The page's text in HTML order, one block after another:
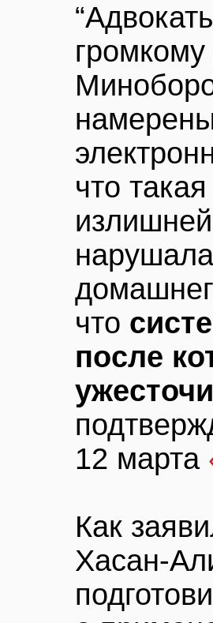
что
что
после
12 марта
Как
Хасан-